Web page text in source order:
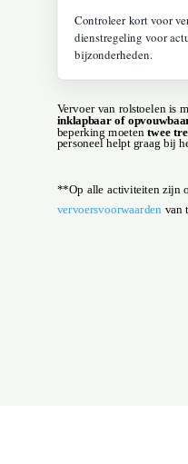
Controleer kort voor
dienstregeling voor
bijzonderheden.
Vervoer van rolstoelen is
inklapbaar of
beperking moeten twee
personeel helpt graag bij
**Op alle activiteiten zijn
vervoersvoorwaarden van